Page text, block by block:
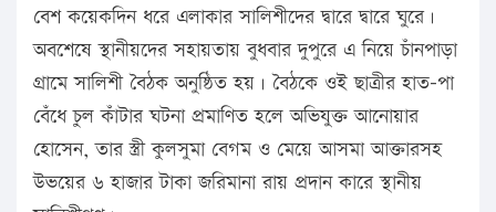
বেশ কয়েকদিন ধরে এলাকার সালিশীদের দ্বারে দ্বারে ঘুরে।
অবশেষে স্থানীয়দের সহায়তায় বুধবার দুপুরে এ নিয়ে চাঁনপাড়া
গ্রামে সালিশী বৈঠক অনুষ্ঠিত হয়। বৈঠকে ওই ছাত্রীর হাত-পা
বেঁধে চুল কাঁটার ঘটনা প্রমাণিত হলে অভিযুক্ত আনোয়ার
হোসেন, তার স্ত্রী কুলসুমা বেগম ও মেয়ে আসমা আক্তারসহ
উভয়ের ৬ হাজার টাকা জরিমানা রায় প্রদান কারে স্থানীয়